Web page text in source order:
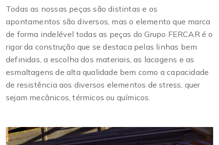
Todas as nossas peças são distintas e os
apontamentos são diversos, mas o elemento que marca
de forma indelével todas as peças do Grupo FERCAR é o
rigor da construção que se destaca pelas linhas bem
definidas, a escolha dos materiais, as lacagens e as
esmaltagens de alta qualidade bem como a capacidade
de resistência aos diversos elementos de stress, quer
sejam mecânicos, térmicos ou químicos.